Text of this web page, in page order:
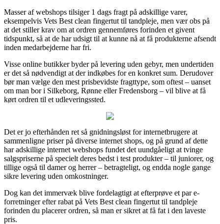
Masser af webshops tilsiger 1 dags fragt på adskillige varer,
eksempelvis Vets Best clean fingertut til tandpleje, men vær obs på
at det stiller krav om at ordren gennemføres forinden et givent
tidspunkt, så at de har udsigt til at kunne nå at få produkterne afsendt
inden medarbejderne har fri.
Visse online butikker byder på levering uden gebyr, men undertiden
er det så nødvendigt at der indkøbes for en konkret sum. Derudover
bør man vælge den mest prisbevidste fragttype, som oftest – uanset
om man bor i Silkeborg, Rønne eller Fredensborg – vil blive at få
kørt ordren til et udleveringssted.
Det er jo efterhånden ret så gnidningsløst for internetbrugere at
sammenligne priser på diverse internet shops, og på grund af dette
har adskillige internet webshops fundet det uundgåeligt at tvinge
salgspriserne på specielt deres bedst i test produkter – til juniorer, og
tillige også til damer og herrer – betragteligt, og endda nogle gange
sikre levering uden omkostninger.
Dog kan det immervæk blive fordelagtigt at efterprøve et par e-
forretninger efter rabat på Vets Best clean fingertut til tandpleje
forinden du placerer ordren, så man er sikret at få fat i den laveste
pris.